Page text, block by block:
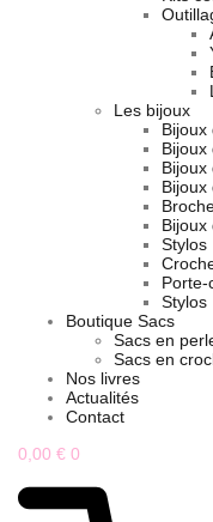
Les bijoux
Bijoux
Bijoux
Bijoux
Bijoux
Bijoux
Stylos
Porte-
Stylos
Boutique Sacs
Sacs en
Sacs en
Nos livres
Actualités
Contact
0,00 € 0